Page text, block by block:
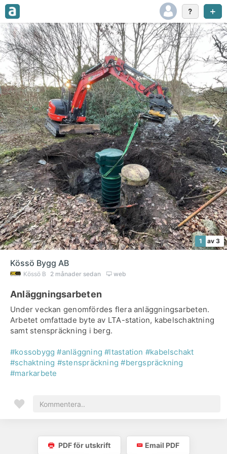
1 av 3
Kössö Bygg AB
Kössö B 2 månader sedan web
Anläggningsarbeten
Under veckan genomfördes flera anläggningsarbeten.
Arbetet omfattade byte av LTA-station, kabelschaktning
samt stenspräckning i berg.
#kossobygg #anläggning #ltastation #kabelschakt
#schaktning #stenspräckning #bergspräckning
#markarbete
PDF för utskrift Email PDF